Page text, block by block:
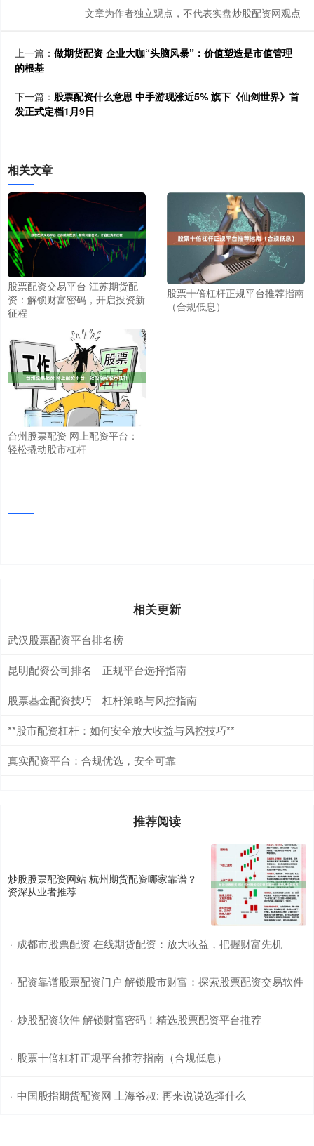
文章为作者独立观点，不代表实盘炒股配资网观点
上一篇： 做期货配资 企业大咖“头脑风暴”：价值塑造是市值管理
的根基
下一篇： 股票配资什么意思 中手游现涨近5% 旗下《仙剑世界》首
发正式定档1月9日
相关文章
股票配资交易平台 江苏期货配
资：解锁财富密码，开启投资新
征程
股票十倍杠杆正规平台推荐指南
（合规低息）
台州股票配资 网上配资平台：
轻松撬动股市杠杆
相关更新
武汉股票配资平台排名榜
昆明配资公司排名｜正规平台选择指南
股票基金配资技巧｜杠杆策略与风控指南
**股市配资杠杆：如何安全放大收益与风控技巧**
真实配资平台：合规优选，安全可靠
推荐阅读
炒股股票配资网站 杭州期货配资哪家靠谱？
资深从业者推荐
· 成都市股票配资 在线期货配资：放大收益，把握财富先机
· 配资靠谱股票配资门户 解锁股市财富：探索股票配资交易软件
· 炒股配资软件 解锁财富密码！精选股票配资平台推荐
· 股票十倍杠杆正规平台推荐指南（合规低息）
· 中国股指期货配资网 上海爷叔: 再来说说选择什么